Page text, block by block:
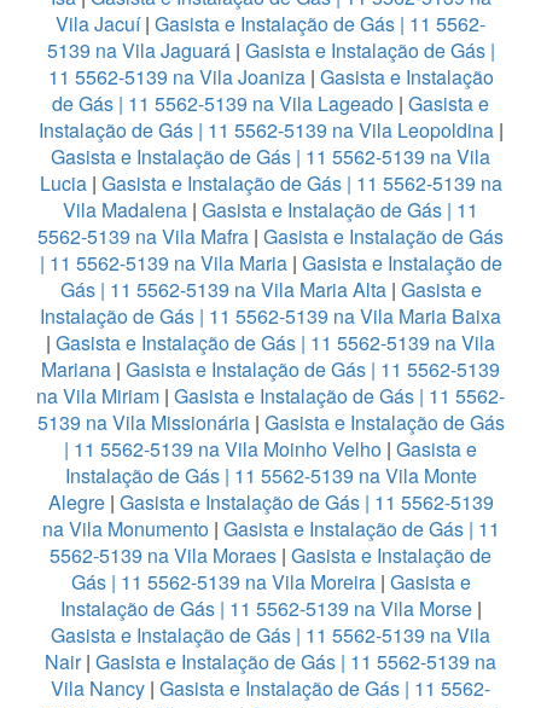
Vila Jacuí| Gasista e Instalação de Gás | 11 5562-
5139 na Vila Jaguará| Gasista e Instalação de Gás |
11 5562-5139 na Vila Joaniza| Gasista e Instalação
de Gás | 11 5562-5139 na Vila Lageado | Gasista e
Instalação de Gás | 11 5562-5139 na Vila Leopoldina|
Gasista e Instalação de Gás | 11 5562-5139 na Vila
Lucia| Gasista e Instalação de Gás | 11 5562-5139 na
Vila Madalena | Gasista e Instalação de Gás | 11
5562-5139 na Vila Mafra | Gasista e Instalação de Gás
| 11 5562-5139 na Vila Maria| Gasista e Instalação de
Gás | 11 5562-5139 na Vila Maria Alta| Gasista e
Instalação de Gás | 11 5562-5139 na Vila Maria Baixa
| Gasista e Instalação de Gás | 11 5562-5139 na Vila
Mariana | Gasista e Instalação de Gás | 11 5562-5139
na Vila Miriam | Gasista e Instalação de Gás | 11 5562-
5139 na Vila Missionária| Gasista e Instalação de Gás
| 11 5562-5139 na Vila Moinho Velho | Gasista e
Instalação de Gás | 11 5562-5139 na Vila Monte
Alegre| Gasista e Instalação de Gás | 11 5562-5139
na Vila Monumento| Gasista e Instalação de Gás | 11
5562-5139 na Vila Moraes | Gasista e Instalação de
Gás | 11 5562-5139 na Vila Moreira| Gasista e
Instalação de Gás | 11 5562-5139 na Vila Morse|
Gasista e Instalação de Gás | 11 5562-5139 na Vila
Nair| Gasista e Instalação de Gás | 11 5562-5139 na
Vila Nancy | Gasista e Instalação de Gás | 11 5562-